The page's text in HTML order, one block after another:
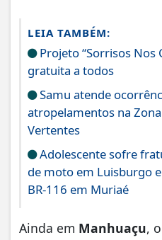
LEIA TAMBÉM:
Projeto “Sorrisos Nos
gratuita a todos
Samu atende
atropelamentos na
Vertentes
Adolescente sofre
de moto em Luisburgo
BR-116 em Muriaé
Ainda em Manhuaçu,